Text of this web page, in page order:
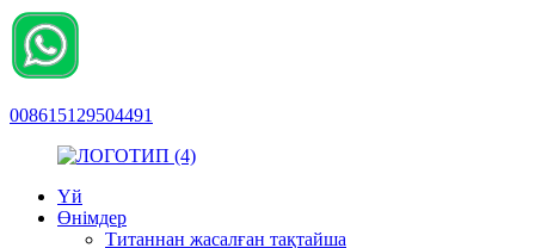
008615129504491
Үй
Өнімдер
Титаннан жасалған тақтайша